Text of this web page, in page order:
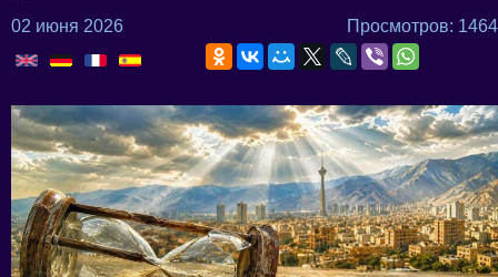
02 июня 2026 Просмотров: 1464